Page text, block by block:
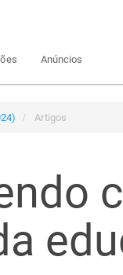
Anúncios
Artigos